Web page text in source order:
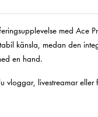
med Ace
känsla, medan den
en hand.
vloggar, livestreamar eller